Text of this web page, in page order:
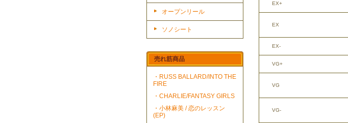
オープンリール
ソノシート
売れ筋商品
・RUSS BALLARD/INTO THE
FIRE
・CHARLIE/FANTASY GIRLS
・小林麻美 / 恋のレッスン
(EP)
EX+
EX
EX-
VG+
VG
VG-